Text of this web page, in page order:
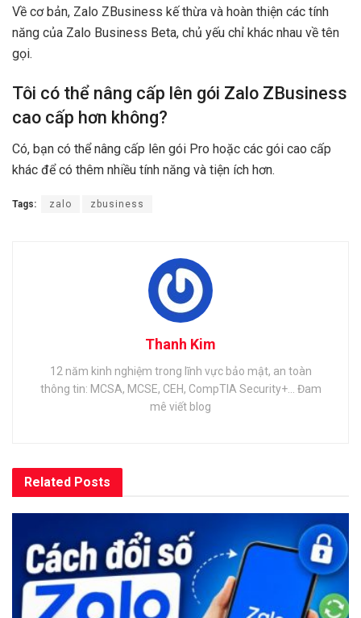
Về cơ bản, Zalo ZBusiness kế thừa và hoàn thiện các tính
năng của Zalo Business Beta, chủ yếu chỉ khác nhau về tên
gọi.
Tôi có thể nâng cấp lên gói Zalo ZBusiness
cao cấp hơn không?
Có, bạn có thể nâng cấp lên gói Pro hoặc các gói cao cấp
khác để có thêm nhiều tính năng và tiện ích hơn.
Tags: zalo zbusiness
Thanh Kim
12 năm kinh nghiệm trong lĩnh vực bảo mật, an toàn
thông tin: MCSA, MCSE, CEH, CompTIA Security+... Đam
mê viết blog
Related Posts